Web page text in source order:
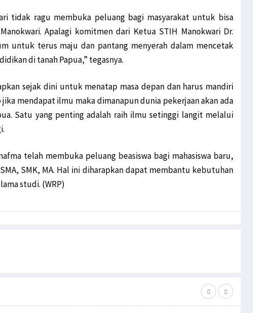
tidak ragu membuka peluang bagi masyarakat untuk bisa
Apalagi komitmen dari Ketua STIH Manokwari Dr.
untuk terus maju dan pantang menyerah dalam mencetak
di tanah Papua,” tegasnya.
sejak dini untuk menatap masa depan dan harus mandiri
mendapat ilmu maka dimanapun dunia pekerjaan akan ada
Satu yang penting adalah raih ilmu setinggi langit melalui
telah membuka peluang beasiswa bagi mahasiswa baru,
SMK, MA. Hal ini diharapkan dapat membantu kebutuhan
studi. (WRP)